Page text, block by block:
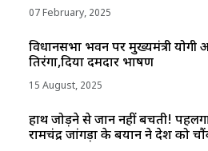
07 February, 2025
विधानसभा भवन पर मुख्यमंत्री योगी
तिरंगा,दिया दमदार भाषण
15 August, 2025
हाथ जोड़ने से जान नहीं बचती!
रामचंद्र जांगड़ा के बयान ने देश को